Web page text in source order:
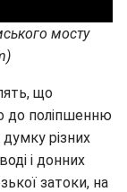
мосту
що
до поліпшенню
різних
і донних
затоки, на